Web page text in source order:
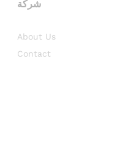
شركة
About Us
Contact